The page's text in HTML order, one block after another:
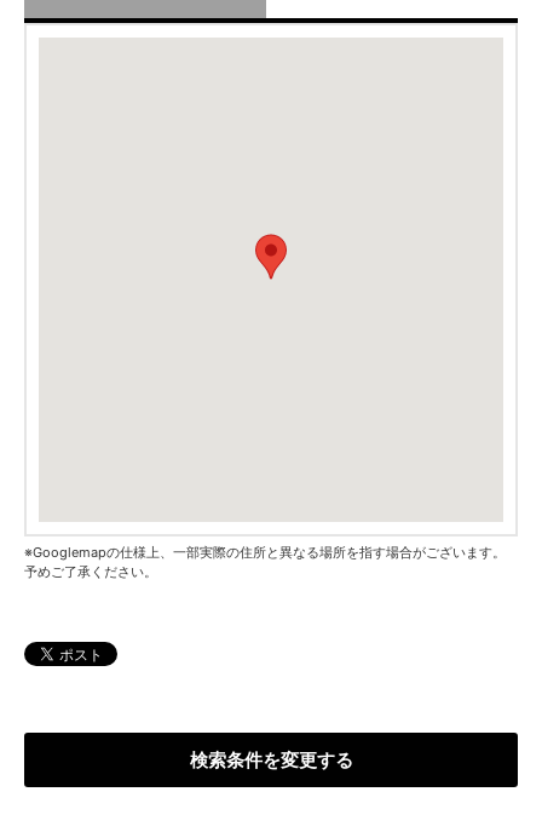
※Googlemapの仕様上、一部実際の住所と異なる場所を指す場合がございます。
予めご了承ください。
検索条件を変更する